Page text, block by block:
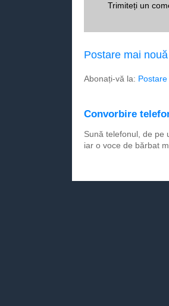
Trimiteți un
Postare mai nouă
Abonați-vă la:
Convorbire
Sună telefonul, de pe
iar o voce de bărbat